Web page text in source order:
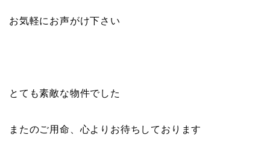
お気軽にお声がけ下さい
とても素敵な物件でした
またのご用命、心よりお待ちしております